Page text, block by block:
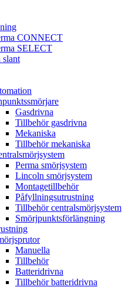
CONNECT
SELECT
slant
Gasdrivna
Tillbehör gasdrivna
Mekaniska
Tillbehör mekaniska
Perma smörjsystem
Lincoln smörjsystem
Montagetillbehör
Påfyllningsutrustning
Tillbehör centralsmörjsystem
Smörjpunktsförlängning
Manuella
Tillbehör
Batteridrivna
Tillbehör batteridrivna